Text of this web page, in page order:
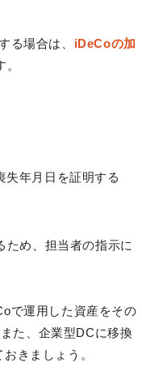
る場合は、 iDeCoの加
失年月日を証明する
ため、担当者の指示に
で運用した資産をその
た、企業型DCに移換
きましょう。